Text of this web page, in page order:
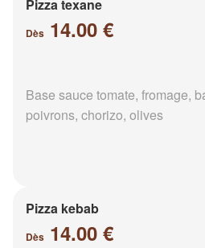
Pizza texane
Dès 14.00 €
Base sauce tomate, fromage,
poivrons, chorizo, olives
Pizza kebab
Dès 14.00 €